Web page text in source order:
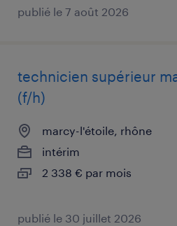
publié le 7 août 2026
technicien supérieur
(f/h)
marcy-l'étoile, rhône
intérim
2 338 € par mois
publié le 30 juillet 2026